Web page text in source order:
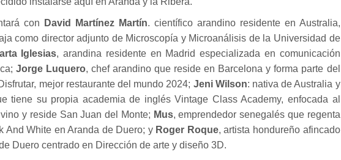
con David Martínez Martín. científico arandino residente en Australia,
como director adjunto de Microscopía y Microanálisis de la Universidad de
Iglesias, arandina residente en Madrid especializada en comunicación
Jorge Luquero, chef arandino que reside en Barcelona y forma parte del
mejor restaurante del mundo 2024; Jeni Wilson: nativa de Australia y
tiene su propia academia de inglés Vintage Class Academy, enfocada al
y reside San Juan del Monte; Mus, emprendedor senegalés que regenta
And White en Aranda de Duero; y Roger Roque, artista hondureño afincado
Duero centrado en Dirección de arte y diseño 3D.